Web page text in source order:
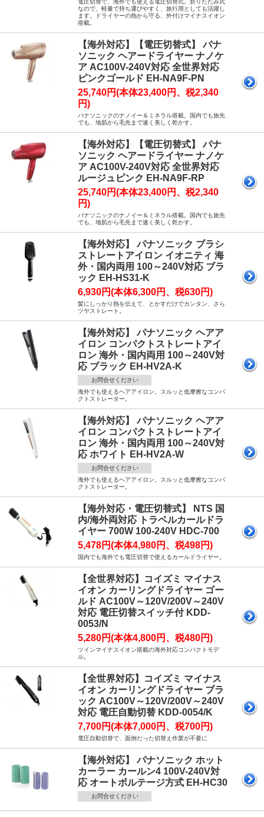
電圧切替で、海外でも使える電圧切替式。折りたたみ式
なので、軽量で持ち運びやすく、旅行用としても活躍し
ます。ドライヤーの熱から守る、外付けマイナスイオン
搭載。
【海外対応】【電圧切替式】 パナ
ソニック ヘアードライヤー ナノケ
ア AC100V-240V対応 全世界対応
ピンクゴールド EH-NA9F-PN
25,740円(本体23,400円、税2,340
円)
パナソニックのナノイー＆ミネラル搭載。国内でも旅先
でも、地肌から毛先まで速く美しく乾かす。
【海外対応】【電圧切替式】 パナ
ソニック ヘアードライヤー ナノケ
ア AC100V-240V対応 全世界対応
ルージュピンク EH-NA9F-RP
25,740円(本体23,400円、税2,340
円)
パナソニックのナノイー＆ミネラル搭載。国内でも旅先
でも、地肌から毛先まで速く美しく乾かす。
【海外対応】 パナソニック ブラシ
ストレートアイロン イオニティ 海
外・国内両用 100～240V対応 ブラ
ック EH-HS31-K
6,930円(本体6,300円、税630円)
髪にしっかり熱を伝えて、とかすだけでカンタン、さら
ツヤストレート。
【海外対応】 パナソニック ヘアア
イロン コンパクトストレートアイ
ロン 海外・国内両用 100～240V対
応 ブラック EH-HV2A-K
お問合せください
海外でも使えるヘアアイロン。スルッと低摩擦なコンパ
クトストレーター。
【海外対応】 パナソニック ヘアア
イロン コンパクトストレートアイ
ロン 海外・国内両用 100～240V対
応 ホワイト EH-HV2A-W
お問合せください
海外でも使えるヘアアイロン。スルッと低摩擦なコンパ
クトストレーター。
【海外対応・電圧切替式】 NTS 国
内/海外両対応 トラベルカールドラ
イヤー 700W 100-240V HDC-700
5,478円(本体4,980円、税498円)
国内でも海外でも電圧切替で使えるカールドライヤー。
【全世界対応】コイズミ マイナス
イオン カーリングドライヤー ゴー
ルド AC100V～120V/200V～240V
対応 電圧切替スイッチ付 KDD-
0053/N
5,280円(本体4,800円、税480円)
ツインマイナスイオン搭載の海外対応コンパクトモデ
ル。
【全世界対応】コイズミ マイナス
イオン カーリングドライヤー ブラ
ック AC100V～120V/200V～240V
対応 電圧自動切替 KDD-0054/K
7,700円(本体7,000円、税700円)
電圧自動切替で、面倒だった切替え作業が不要に
【海外対応】 パナソニック ホット
カーラー カールン4 100V-240V対
応 オートボルテージ方式 EH-HC30
お問合せください